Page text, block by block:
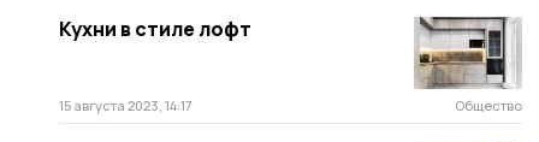
Кухни в стиле лофт
15 августа 2023, 14:17 Общество